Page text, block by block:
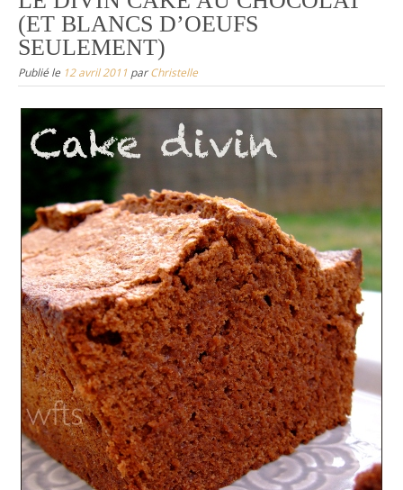
(ET BLANCS D’OEUFS
SEULEMENT)
Publié le 12 avril 2011 parChristelle